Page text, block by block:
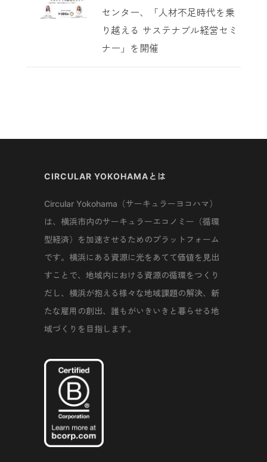
センター、「人材不足時代を乗
り越える サステナブル経営セミ
ナー」を開催
CIRCULAR YOKOHAMAとは
Circular Yokohama（サーキュラーヨコハマ）
は、横浜市内のサーキュラーエコノミー（循環
型経済）を加速させるためのプラットフォーム
です。横浜にある資源に光をあてて価値を見出
すことで、地域内における資源の循環をつくり
だし、横浜が抱える様々な地域課題の解決、新
たな雇用の創出、誰もがいきいきと暮らせる地
域づくりを目指します。